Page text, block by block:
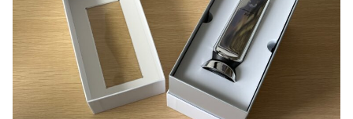
ころをレビュー！
本体が軽いから楽に使える
簡単トリートメントで続けやすい
ジェルは意外と長持ちする